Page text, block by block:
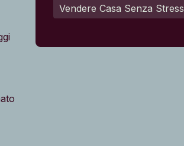
Vendere Casa Senza Stress